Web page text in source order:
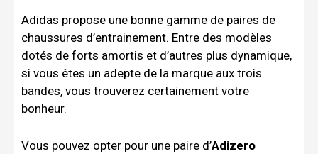
Adidas propose une bonne gamme de paires de
chaussures d’entrainement. Entre des modèles
dotés de forts amortis et d’autres plus dynamique,
si vous êtes un adepte de la marque aux trois
bandes, vous trouverez certainement votre
bonheur.
Vous pouvez opter pour une paire d’Adizero